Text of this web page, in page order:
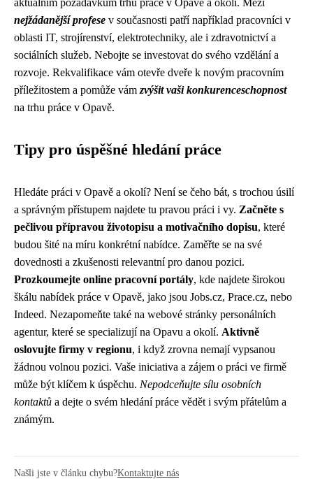
aktuálním požadavkům trhu práce v Opavě a okolí. Mezi
nejžádanější profese v současnosti patří například pracovníci v
oblasti IT, strojírenství, elektrotechniky, ale i zdravotnictví a
sociálních služeb. Nebojte se investovat do svého vzdělání a
rozvoje. Rekvalifikace vám otevře dveře k novým pracovním
příležitostem a pomůže vám zvýšit vaši konkurenceschopnost
na trhu práce v Opavě.
Tipy pro úspěšné hledání práce
Hledáte práci v Opavě a okolí? Není se čeho bát, s trochou úsilí
a správným přístupem najdete tu pravou práci i vy. Začněte s
pečlivou přípravou životopisu a motivačního dopisu, které
budou šité na míru konkrétní nabídce. Zaměřte se na své
dovednosti a zkušenosti relevantní pro danou pozici.
Prozkoumejte online pracovní portály, kde najdete širokou
škálu nabídek práce v Opavě, jako jsou Jobs.cz, Prace.cz, nebo
Indeed. Nezapomeňte také na webové stránky personálních
agentur, které se specializují na Opavu a okolí. Aktivně
oslovujte firmy v regionu, i když zrovna nemají vypsanou
žádnou volnou pozici. Vaše iniciativa a zájem o práci ve firmě
může být klíčem k úspěchu. Nepodceňujte sílu osobních
kontaktů a dejte o svém hledání práce vědět i svým přátelům a
známým.
Našli jste v článku chybu?Kontaktujte nás